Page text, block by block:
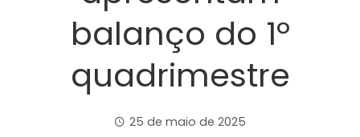
balanço do 1º
quadrimestre
25 de maio de 2025